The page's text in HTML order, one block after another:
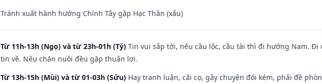
Tránh xuất hành hướng Chính Tây gặp Hạc Thần (xấu)
Từ 11h-13h (Ngọ) và từ 23h-01h (Tý) Tin vui sắp tới, nếu cầu lộc, cầu tài thì đi hướng Nam.
tin về. Nếu chăn nuôi đều gặp thuận lợi.
Từ 13h-15h (Mùi) và từ 01-03h (Sửu) Hay tranh luận, cãi cọ, gây chuyện đói kém, phải đề